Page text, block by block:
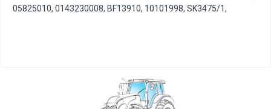
05825010, 0143230008, BF13910, 10101998, SK3475/1,